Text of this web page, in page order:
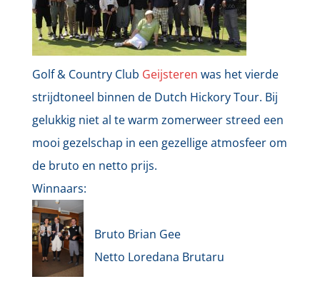
Golf & Country Club Geijsteren was het vierde
strijdtoneel binnen de Dutch Hickory Tour. Bij
gelukkig niet al te warm zomerweer streed een
mooi gezelschap in een gezellige atmosfeer om
de bruto en netto prijs.
Winnaars:
Bruto Brian Gee
Netto Loredana Brutaru